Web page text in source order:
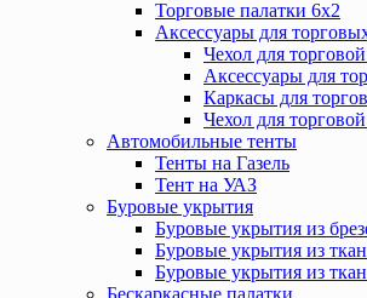
Торговые палатки 6х2
Аксессуары для
Чехол для
Аксессуары для
Каркасы для
Чехол для
Автомобильные тенты
Тенты на Газель
Тент на УАЗ
Буровые укрытия
Буровые укрытия из
Буровые укрытия из
Буровые укрытия из